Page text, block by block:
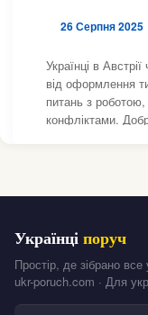
26 Серпня 2025
Українці в
від оформлення
питань з
конфліктами.
Українціпоруч
Простір, де зібрано
ukr-poruch.com · Для